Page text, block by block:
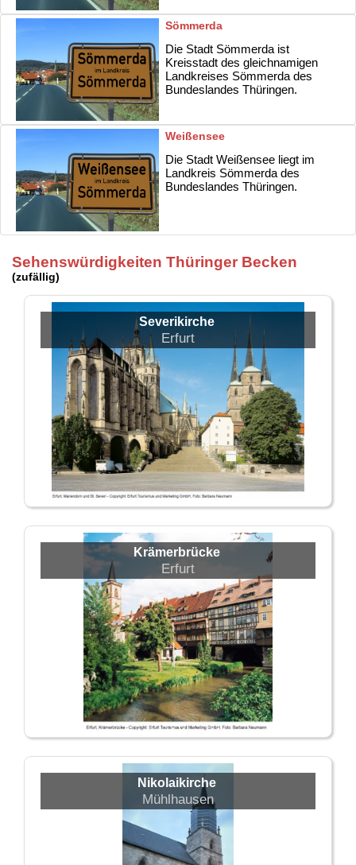
Sömmerda
Die Stadt Sömmerda ist
Kreisstadt des gleichnamigen
Landkreises Sömmerda des
Bundeslandes Thüringen.
Weißensee
Die Stadt Weißensee liegt im
Landkreis Sömmerda des
Bundeslandes Thüringen.
Sehenswürdigkeiten Thüringer Becken
(zufällig)
Severikirche
Erfurt
Krämerbrücke
Erfurt
Nikolaikirche
Mühlhausen